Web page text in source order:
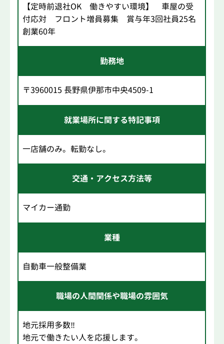
【定時前退社OK 働きやすい環境】 車屋の受
付応対 フロント増員募集 賞与年3回社員25名
創業60年
勤務地
〒3960015 長野県伊那市中央4509-1
就業場所に関する特記事項
一店舗のみ。転勤なし。
交通・アクセス方法等
マイカー通勤
業種
自動車一般整備業
職場の人間関係や職場の雰囲気
地元採用多数‼
地元で働きたい人を応援します。